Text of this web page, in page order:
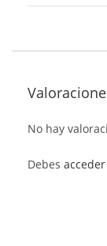
No hay
Debes acceder